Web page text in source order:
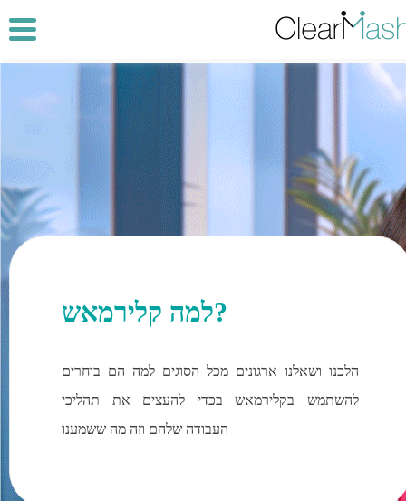
למה קלירמאש?
הלכנו ושאלנו ארגונים מכל הסוגים למה הם בוחרים
להשתמש בקלירמאש בכדי להעצים את תהליכי
העבודה שלהם וזה מה ששמענו